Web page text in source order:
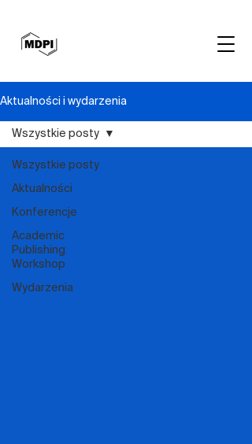
Aktualności i wydarzenia
Wszystkie posty
Aktualności
Konferencje
Academic
Publishing
Workshop
Wydarzenia
Wszystkie posty